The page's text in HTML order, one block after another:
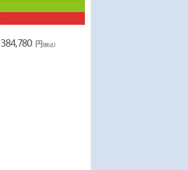
384,780 円(税込)